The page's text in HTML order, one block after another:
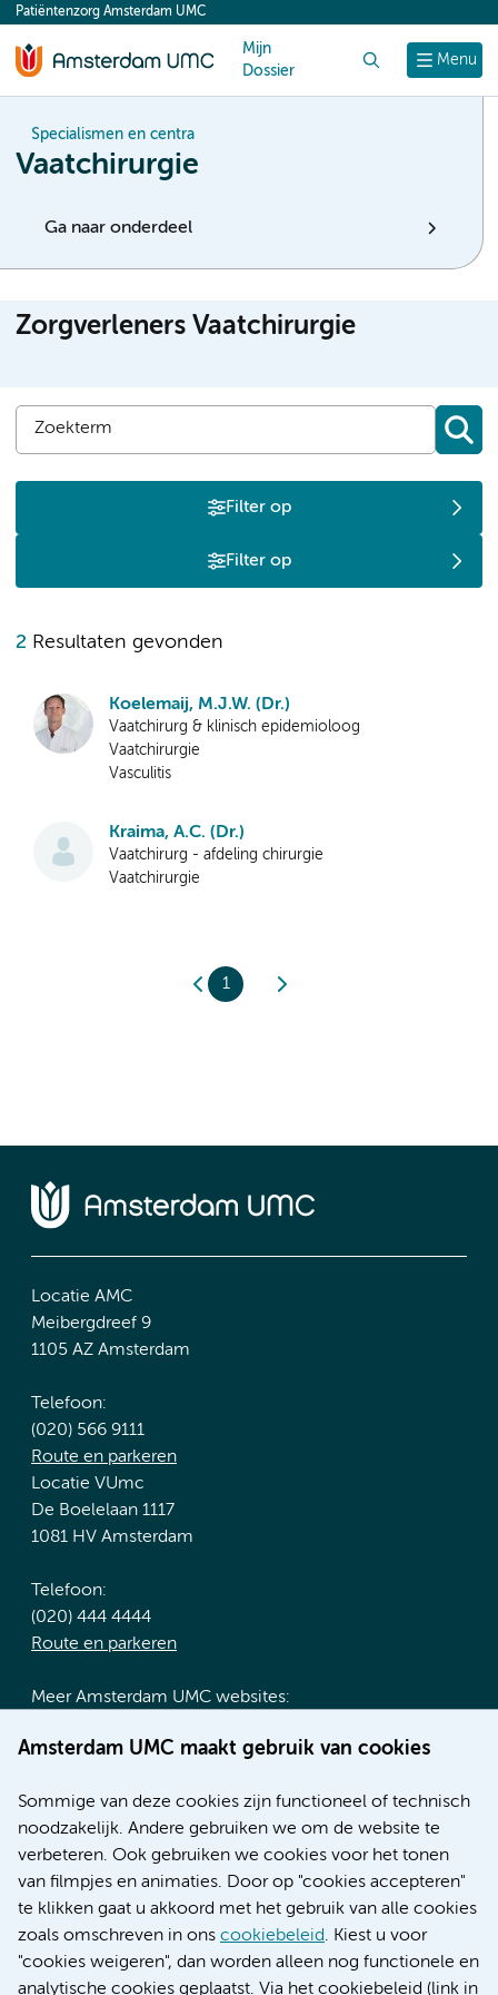
content
Amsterdam UMC maakt gebruik van cookies
Sommige van deze cookies zijn functioneel of technisch
noodzakelijk. Andere gebruiken we om de website te
verbeteren. Ook gebruiken we cookies voor het tonen
van filmpjes en animaties. Door op "cookies accepteren"
te klikken gaat u akkoord met het gebruik van alle cookies
zoals omschreven in ons cookiebeleid. Kiest u voor
"cookies weigeren", dan worden alleen nog functionele en
analytische cookies geplaatst. Via het cookiebeleid (link in
Menu
Patiëntenzorg Amsterdam UMC
Mijn
Dossier
Specialismen en centra
Vaatchirurgie
Ga naar onderdeel
Zorgverleners Vaatchirurgie
Filter op
Filter op
2 Resultaten gevonden
Koelemaij, M.J.W. (Dr.)
Vaatchirurg & klinisch epidemioloog
Vaatchirurgie
Vasculitis
Kraima, A.C. (Dr.)
Vaatchirurg - afdeling chirurgie
Vaatchirurgie
1
Locatie AMC
Meibergdreef 9
1105 AZ Amsterdam
Telefoon:
(020) 566 9111
Route en parkeren
Locatie VUmc
De Boelelaan 1117
1081 HV Amsterdam
Telefoon:
(020) 444 4444
Route en parkeren
Meer Amsterdam UMC websites:
Werken bij Amsterdam UMC
Nieuws
Research
Educatie locatie AMC
Educatie locatie VUmc
Verwijzen & diagnostiek